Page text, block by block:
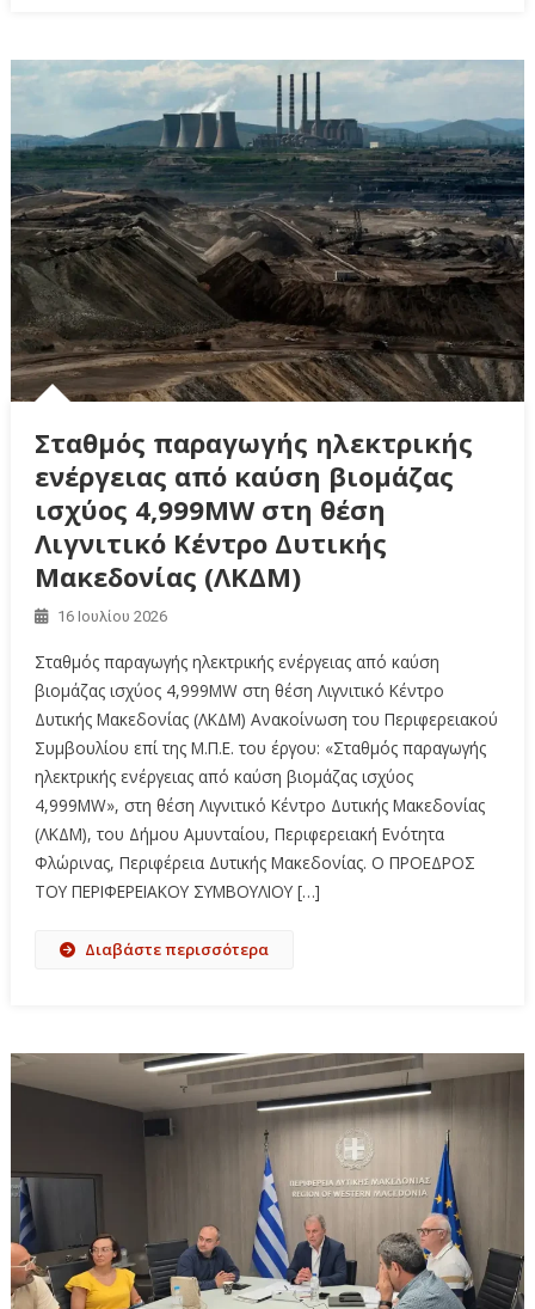
Σταθμός παραγωγής ηλεκτρικής
ενέργειας από καύση βιομάζας
ισχύος 4,999MW στη θέση
Λιγνιτικό Κέντρο Δυτικής
Μακεδονίας (ΛΚΔΜ)
16 Ιουλίου 2026
Σταθμός παραγωγής ηλεκτρικής ενέργειας από καύση
βιομάζας ισχύος 4,999MW στη θέση Λιγνιτικό Κέντρο
Δυτικής Μακεδονίας (ΛΚΔΜ) Ανακοίνωση του Περιφερειακού
Συμβουλίου επί της Μ.Π.Ε. του έργου: «Σταθμός παραγωγής
ηλεκτρικής ενέργειας από καύση βιομάζας ισχύος
4,999MW», στη θέση Λιγνιτικό Κέντρο Δυτικής Μακεδονίας
(ΛΚΔΜ), του Δήμου Αμυνταίου, Περιφερειακή Ενότητα
Φλώρινας, Περιφέρεια Δυτικής Μακεδονίας. Ο ΠΡΟΕΔΡΟΣ
ΤΟΥ ΠΕΡΙΦΕΡΕΙΑΚΟΥ ΣΥΜΒΟΥΛΙΟΥ […]
Διαβάστε περισσότερα